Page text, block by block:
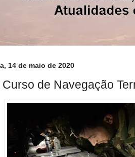
14 de maio de 2020
Curso de Navegação